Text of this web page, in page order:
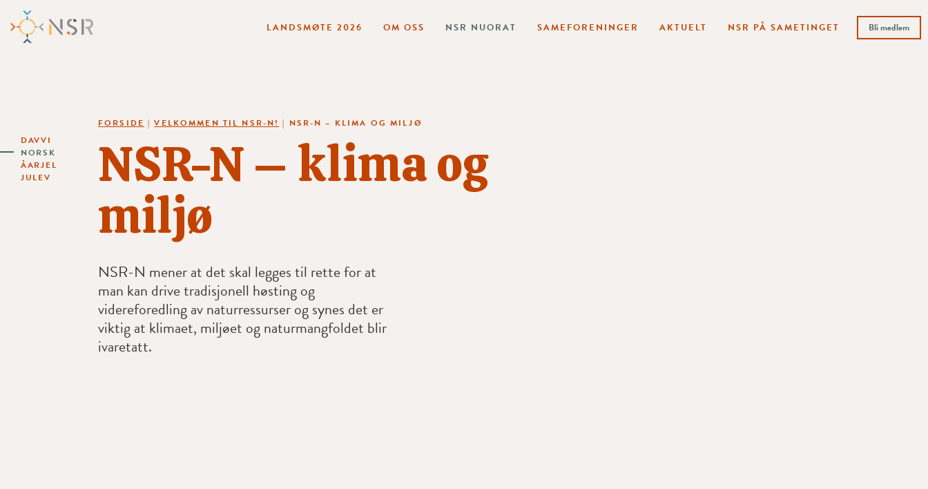
DAVVI
NORSK
ÅARJEL
JULEV
LANDSMØTE 2026 OM OSS NSR NUORAT SAMEFORENINGER AKTUELT NSR PÅ SAMETINGET Bli medlem
FORSIDE |VELKOMMEN TIL NSR-N! | NSR-N – KLIMA OG MILJØ
NSR-N – klima og
miljø
NSR-N mener at det skal legges til rette for at
man kan drive tradisjonell høsting og
videreforedling av naturressurser og synes det er
viktig at klimaet, miljøet og naturmangfoldet blir
ivaretatt.